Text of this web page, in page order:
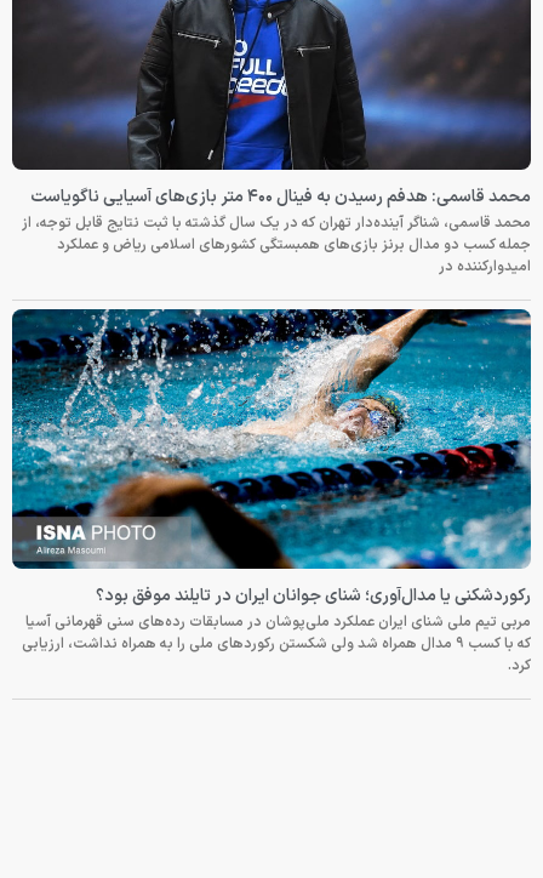
محمد قاسمی: هدفم رسیدن به فینال ۴۰۰ متر بازی‌های آسیایی ناگویاست
محمد قاسمی، شناگر آینده‌دار تهران که در یک سال گذشته با ثبت نتایج قابل توجه، از
جمله کسب دو مدال برنز بازی‌های همبستگی کشورهای اسلامی ریاض و عملکرد
امیدوارکننده در
رکوردشکنی یا مدال‌آوری؛ شنای جوانان ایران در تایلند موفق بود؟
مربی تیم ملی شنای ایران عملکرد ملی‌پوشان در مسابقات رده‌های سنی قهرمانی آسیا
که با کسب ۹ مدال همراه شد ولی شکستن رکوردهای ملی را به همراه نداشت، ارزیابی
کرد.